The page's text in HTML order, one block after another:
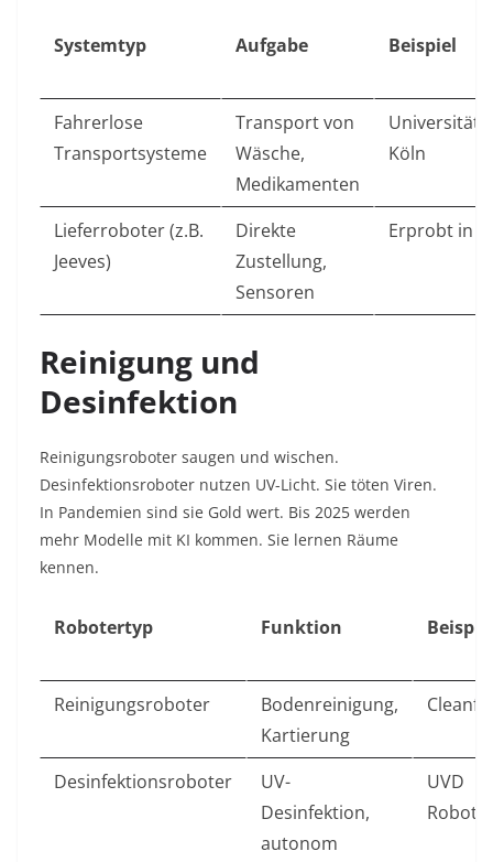
Systemtyp Aufgabe Beispiel
Fahrerlose
Transportsysteme
Transport von
Wäsche,
Medikamenten
Köln
Lieferroboter (z.B.
Jeeves)
Direkte
Zustellung,
Sensoren
Erprobt in
Reinigung und
Desinfektion
Reinigungsroboter saugen und wischen.
Desinfektionsroboter nutzen UV-Licht. Sie töten Viren.
In Pandemien sind sie Gold wert. Bis 2025 werden
mehr Modelle mit KI kommen. Sie lernen Räume
kennen.
Robotertyp Funktion
Reinigungsroboter
Bodenreinigung,
Kartierung
Cleanfix
Desinfektionsroboter
UV-
Desinfektion,
autonom
UVD